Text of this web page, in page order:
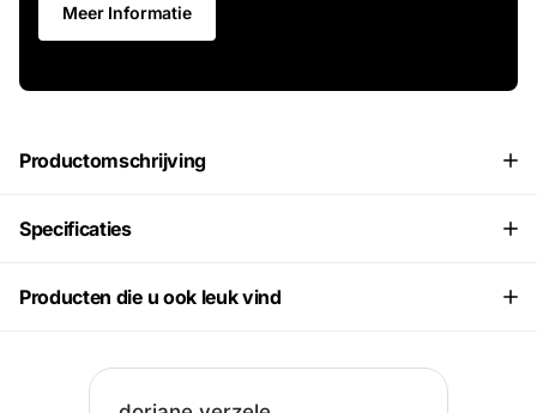
Meer Informatie
Productomschrijving
Specificaties
Producten die u ook leuk vind